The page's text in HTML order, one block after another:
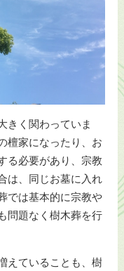
きく関わっていま
檀家になったり、お
る必要があり、宗教
は、同じお墓に入れ
では基本的に宗教や
問題なく樹木葬を行
えていることも、樹